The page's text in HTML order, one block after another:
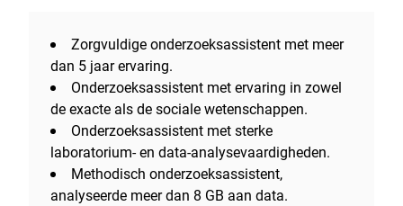
Zorgvuldige onderzoeksassistent met meer
dan 5 jaar ervaring.
Onderzoeksassistent met ervaring in zowel
de exacte als de sociale wetenschappen.
Onderzoeksassistent met sterke
laboratorium- en data-analysevaardigheden.
Methodisch onderzoeksassistent,
analyseerde meer dan 8 GB aan data.